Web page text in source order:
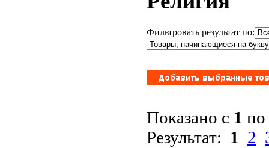
Фильтровать результат по:
Показано с 1 по
Результат: 1 2